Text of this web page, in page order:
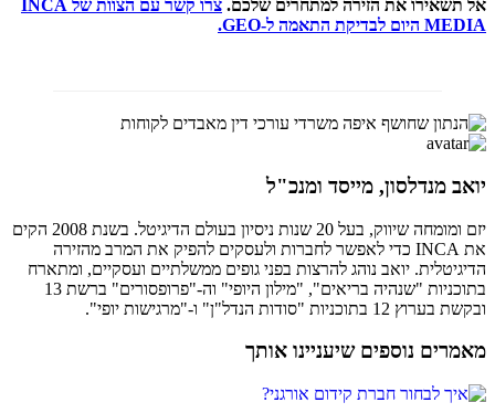
אל תשאירו את הזירה למתחרים שלכם.
צרו קשר עם הצוות של INCA
MEDIA היום לבדיקת התאמה ל-GEO.
יואב מנדלסון, מייסד ומנכ"ל
יזם ומומחה שיווק, בעל 20 שנות ניסיון בעולם הדיגיטל. בשנת 2008 הקים
את INCA כדי לאפשר לחברות ולעסקים להפיק את המרב מהזירה
הדיגיטלית. יואב נוהג להרצות בפני גופים ממשלתיים ועסקיים, ומתארח
בתוכניות "שנהיה בריאים", "מילון היופי" וה-"פרופסורים" ברשת 13
ובקשת בערוץ 12 בתוכניות "סודות הנדל"ן" ו-"מרגישות יופי".
מאמרים נוספים שיעניינו אותך